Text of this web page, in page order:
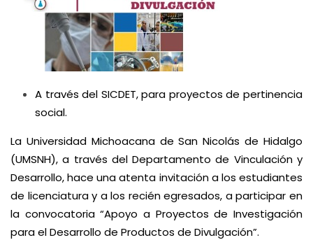
A través del SICDET, para proyectos de pertinencia
social.
La Universidad Michoacana de San Nicolás de Hidalgo
(UMSNH), a través del Departamento de Vinculación y
Desarrollo, hace una atenta invitación a los estudiantes
de licenciatura y a los recién egresados, a participar en
la convocatoria “Apoyo a Proyectos de Investigación
para el Desarrollo de Productos de Divulgación”.